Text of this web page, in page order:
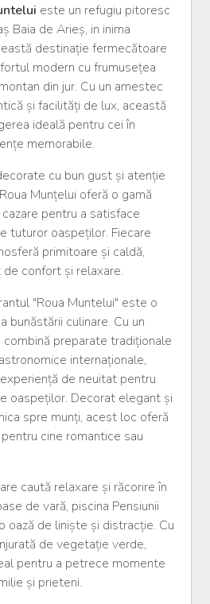
este un refugiu pitoresc
Baia de Arieș, in inima
destinație fermecătoare
modern cu frumusețea
din jur. Cu un amestec
și facilități de lux, această
ideală pentru cei în
memorabile.
cu bun gust și atenție
Munțelui oferă o gamă
pentru a satisface
tuturor oaspeților. Fiecare
primitoare și caldă,
confort și relaxare.
"Roua Muntelui" este o
bunăstării culinare. Cu un
preparate tradiționale
internaționale,
de neuitat pentru
oaspeților. Decorat elegant și
spre munți, acest loc oferă
cine romantice sau
caută relaxare și răcorire în
de vară, piscina Pensiunii
oază de liniște și distracție. Cu
de vegetație verde,
pentru a petrece momente
și prieteni.